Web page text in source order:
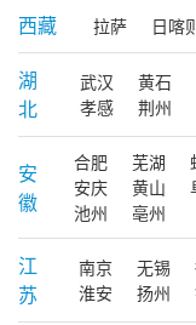
西藏 拉萨 日喀
湖
北
武汉 黄石
孝感
荆州
安
徽
合肥 芜湖
安庆
黄山
池州
亳州
江
苏
南京 无锡
淮安
扬州